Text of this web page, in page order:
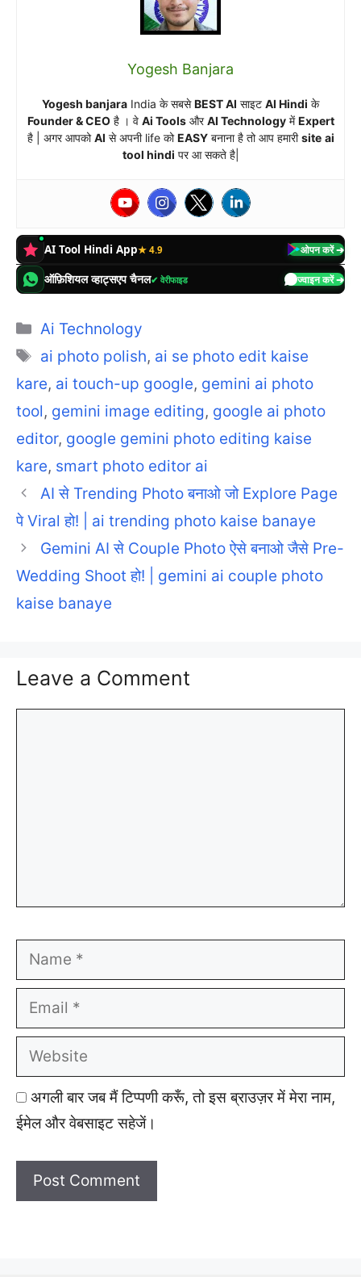
Yogesh Banjara
Yogesh banjara India के सबसेBEST AI साइट AI Hindi के
Founder & CEOहै । वे Ai ToolsऔरAI TechnologyमेंExpert
है | अगर आपकोAI से अपनी life कोEASYबनाना है तो आप हमारीsite ai
tool hindi पर आ सकते है|
AI Tool Hindi App★ 4.9 ओपन करें ➔
ऑफ़िशियल व्हाट्सएप चैनल✔ वेरीफाइड ज्वाइन करें ➔
Categories
Ai Technology
Tags
ai photo polish, ai se photo edit kaise
kare, ai touch-up google, gemini ai photo
tool, gemini image editing, google ai photo
editor, google gemini photo editing kaise
kare, smart photo editor ai
AI से Trending Photo बनाओ जो Explore Page
पे Viral हो! | ai trending photo kaise banaye
Gemini AI से Couple Photo ऐसे बनाओ जैसे Pre-
Wedding Shoot हो! | gemini ai couple photo
kaise banaye
Leave a Comment
Name
Email
Website
अगली बार जब मैं टिप्पणी करूँ, तो इस ब्राउज़र में मेरा नाम,
ईमेल और वेबसाइट सहेजें।